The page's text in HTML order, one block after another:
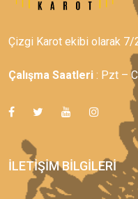
Çizgi Karot ekibi olarak
Çalışma Saatleri : Pzt –
İLETIŞIM BILGILERI